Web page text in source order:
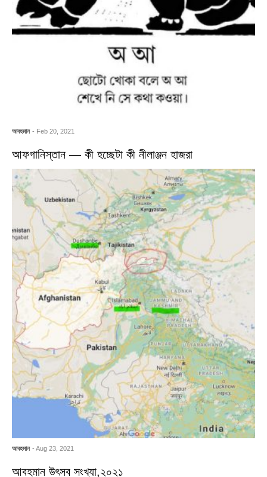
আবহমান - Feb 20, 2021
আফগানিস্তান — কী হচ্ছেটা কী নীলাঞ্জন হাজরা
আবহমান - Aug 23, 2021
আবহমান উৎসব সংখ্যা,২০২১